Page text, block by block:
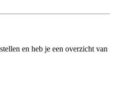
en heb je een overzicht van